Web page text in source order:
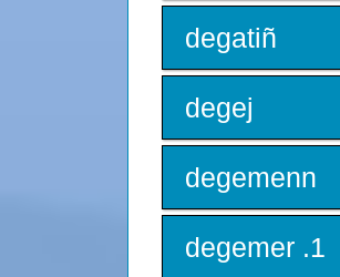
degatiñ
degej
degemenn
degemer .1